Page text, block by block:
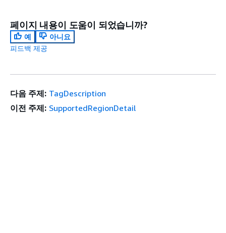
페이지 내용이 도움이 되었습니까?
예
아니요
피드백 제공
다음 주제: TagDescription
이전 주제: SupportedRegionDetail